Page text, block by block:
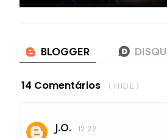
14 Comentários ( HIDE )
J.O. 12:22